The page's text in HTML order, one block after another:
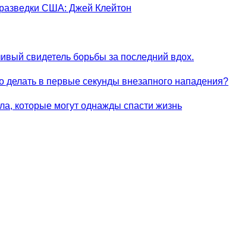
США: Джей Клейтон
свидетель борьбы за последний вдох.
делать в первые секунды внезапного нападения?
которые могут однажды спасти жизнь